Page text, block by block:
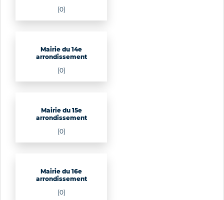
(0)
Mairie du 14e
arrondissement
(0)
Mairie du 15e
arrondissement
(0)
Mairie du 16e
arrondissement
(0)